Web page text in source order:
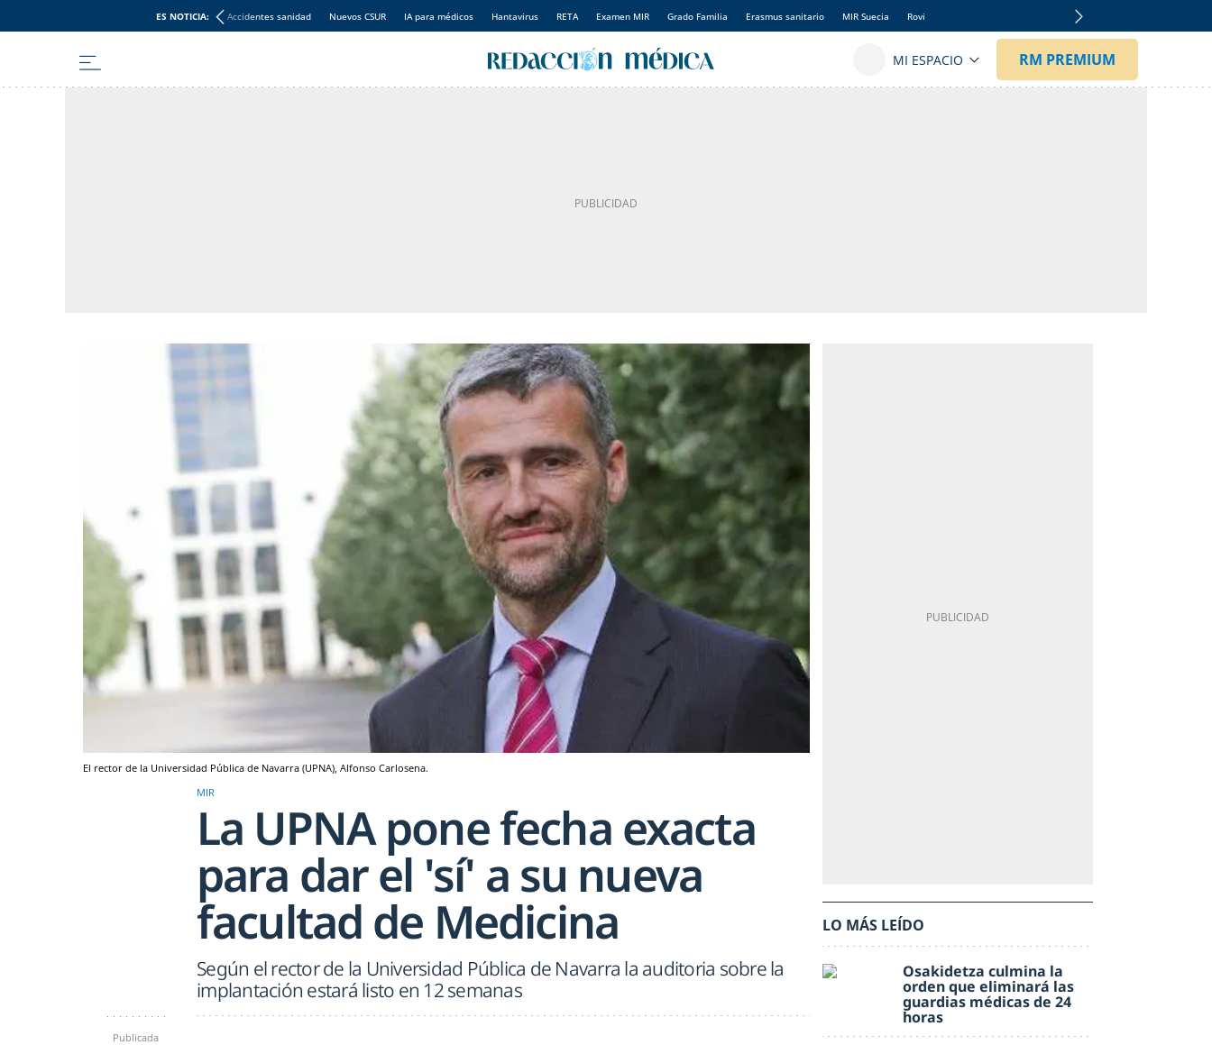
ES NOTICIA: Accidentes sanidad Nuevos CSUR IA para médicos Hantavirus RETA Examen MIR Grado Familia Erasmus sanitario MIR Suecia Rovi
El rector de la Universidad Pública de Navarra (UPNA), Alfonso Carlosena.
MIR
La UPNA pone fecha exacta
para dar el 'sí' a su nueva
facultad de Medicina
Según el rector de la Universidad Pública de Navarra la auditoria sobre la
implantación estará listo en 12 semanas
Publicada
LO MÁS LEÍDO
Osakidetza culmina la
orden que eliminará las
guardias médicas de 24
horas